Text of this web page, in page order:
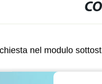
nel modulo